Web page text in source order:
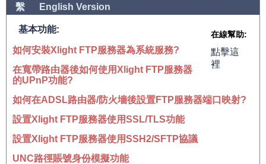
繫
English Version
在線幫助:
點擊這
裡
基本功能:
如何安裝Xlight FTP服務器為系統服務?
在寬帶路由器後如何使用Xlight FTP服務器
的UPnP功能?
如何在ADSL路由器/防火墻後設置FTP服務器端口映射?
設置Xlight FTP服務器使用SSL/TLS功能
設置Xlight FTP服務器使用SSH2/SFTP協議
UNC路徑賬號身份模擬功能